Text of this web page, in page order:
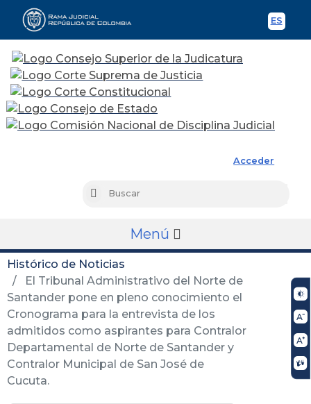
ES
Acceder
Buscar
Menú
Histórico de Noticias
El Tribunal Administrativo del Norte de
Santander pone en pleno conocimiento el
Cronograma para la entrevista de los
admitidos como aspirantes para Contralor
Departamental de Norte de Santander y
Contralor Municipal de San José de
Cucuta.